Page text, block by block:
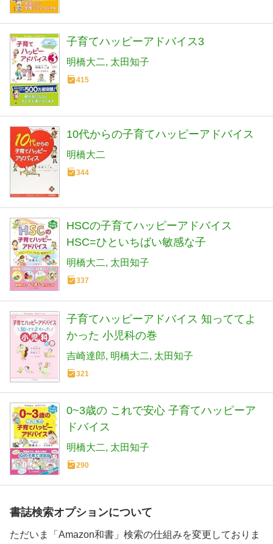
子育てハッピーアドバイス3
明橋大二 太田知子
415
10代からの子育てハッピーアドバイス
明橋大二
344
HSCの子育てハッピーアドバイス
HSC=ひといちばい敏感な子
明橋大二 太田知子
337
子育てハッピーアドバイス 知っててよ
かった 小児科の巻
吉崎達郎 明橋大二 太田知子
321
0~3歳の これで安心 子育てハッピーア
ドバイス
明橋大二 太田知子
290
書誌検索オプションについて
ただいま「Amazon和書」検索の仕組みを変更しておりま